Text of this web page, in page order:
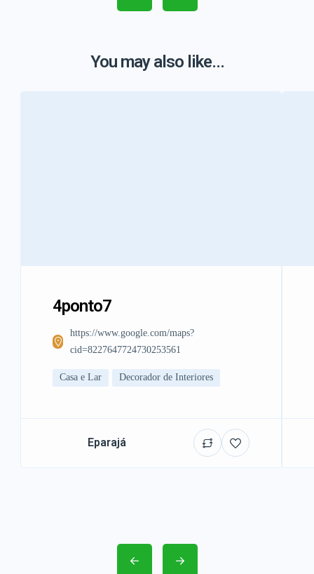
You may also like...
4ponto7
https://www.google.com/maps?
cid=8227647724730253561
Casa e Lar Decorador de Interiores
Eparajá